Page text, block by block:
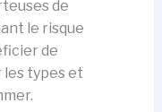
de
le risque
de
les types et